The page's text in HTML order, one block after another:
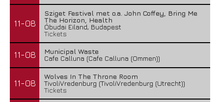
11-08
Sziget Festival met o.a. John Coffey, Bring Me
The Horizon, Health
Óbudai Eiland, Budapest
Tickets
11-08
Municipal Waste
Cafe Calluna (Cafe Calluna (Ommen))
11-08
Wolves In The Throne Room
TivoliVredenburg (TivoliVredenburg (Utrecht))
Tickets